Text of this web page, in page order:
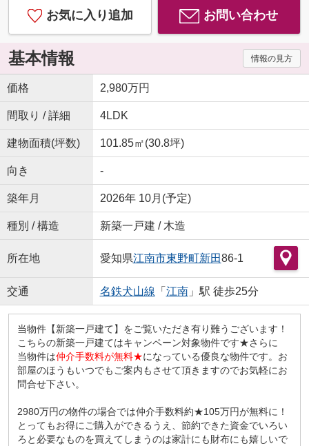
お気に入り追加 お問い合わせ
基本情報 情報の見方
価格 2,980万円
間取り / 詳細 4LDK
建物面積(坪数) 101.85㎡(30.8坪)
向き -
築年月 2026年 10月(予定)
種別 / 構造 新築一戸建 / 木造
所在地 愛知県江南市東野町新田86-1
交通 名鉄犬山線 「 江南」駅 徒歩25分
当物件【新築一戸建て】をご覧いただき有り難うございます！
こちらの新築一戸建てはキャンペーン対象物件です★さらに
当物件は仲介手数料が無料★になっている優良な物件です。お
部屋のほうもいつでもご案内もさせて頂きますのでお気軽にお
問合せ下さい。
2980万円の物件の場合では仲介手数料約★105万円が無料に！
とってもお得にご購入ができるうえ、節約できた資金でいろい
ろと必要なものを買えてしまうのは家計にも財布にも嬉しいで